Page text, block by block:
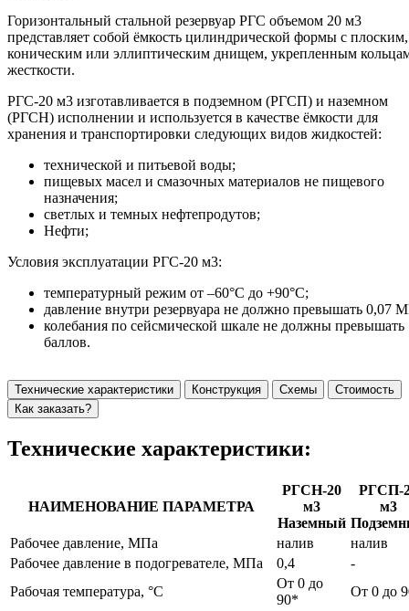
Горизонтальный стальной резервуар РГС объемом 20 м3
представляет собой ёмкость цилиндрической формы с плоским,
коническим или эллиптическим днищем, укрепленным
жесткости.
РГС-20 м3 изготавливается в подземном (РГСП) и наземном
(РГСН) исполнении и используется в качестве ёмкости для
хранения и транспортировки следующих видов жидкостей:
технической и питьевой воды;
пищевых масел и смазочных материалов не пищевого
назначения;
светлых и темных нефтепродутов;
Нефти;
Условия эксплуатации РГС-20 м3:
температурный режим от –60°С до +90°С;
давление внутри резервуара не должно превышать 0,07
колебания по сейсмической шкале не должны превышать
баллов.
Технические характеристики Конструкция Схемы
Стоимость
Как заказать?
Технические характеристики:
НАИМЕНОВАНИЕ ПАРАМЕТРА
РГСН-20
м3
Наземный
РГСП-
м3
Рабочее давление, МПа
налив
налив
Рабочее давление в подогревателе, МПа
0,4
-
Рабочая температура, °С
От 0 до
90*
От 0 до